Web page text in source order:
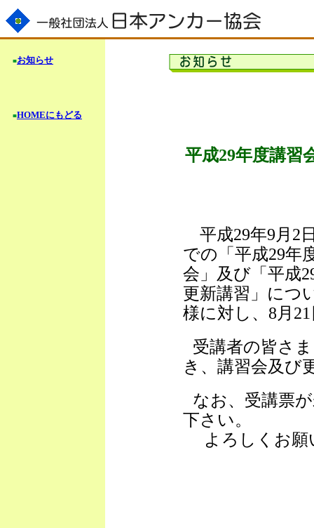
■お知らせ
■HOMEにもどる
平成29年度講習
平成29年9月2
での「平成29年
会」及び「平成
更新講習」につ
様に対し、8月
受講者の皆さ
き、講習会及び
なお、受講票
下さい。
よろしくお願